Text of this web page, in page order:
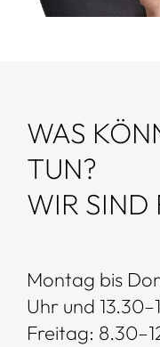
WAS
TUN?
WIR SIND
Montag bis
Uhr und
Freitag: